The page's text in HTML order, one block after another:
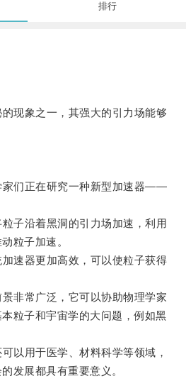
排行
象之一，其强大的引力场能够
们正在研究一种新型加速器——
沿着黑洞的引力场加速，利用
粒子加速。
器更加高效，可以使粒子获得
常广泛，它可以协助物理学家
粒子和宇宙学的大问题，例如黑
用于医学、材料科学等领域，
发展都具有重要意义。